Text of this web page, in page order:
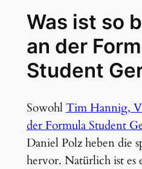
Was ist so
an der
Student
SowohlTim Hannig,
der Formula Student
Daniel Polz heben die
hervor. Natürlich ist